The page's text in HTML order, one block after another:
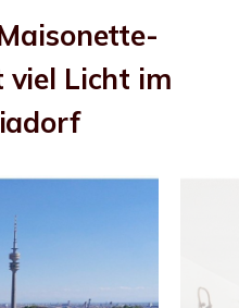
Licht im